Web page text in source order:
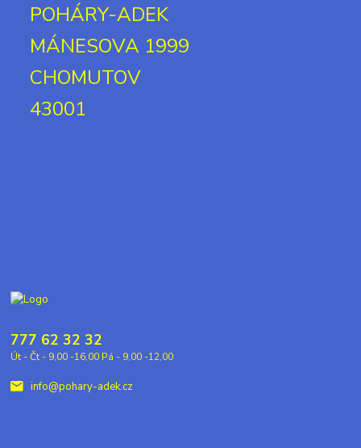
POHÁRY-ADEK
MÁNESOVA 1999
CHOMUTOV
43001
777 62 32 32
Út - Čt - 9,00 -16,00 Pá - 9,00 -12,00
info@pohary-adek.cz